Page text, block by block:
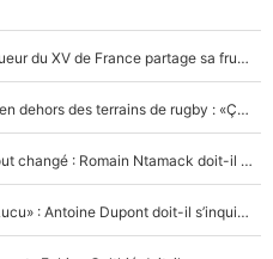
Mis de côté par Fabien Galthié, un joueur du XV de France partage sa frustration : «ils ne me l’ont pas dit tout de suite»
La raison d'être de Matthieu Jalibert en dehors des terrains de rugby : «Ça m'atteint autant que si tu touches à un membre de ma famille»
XV de France - Matthieu Jalibert a tout changé : Romain Ntamack doit-il s’inquiéter pour sa place à un an de la Coupe du monde ?
«Le XV de France est meilleur avec Lucu» : Antoine Dupont doit-il s’inquiéter pour sa place ?